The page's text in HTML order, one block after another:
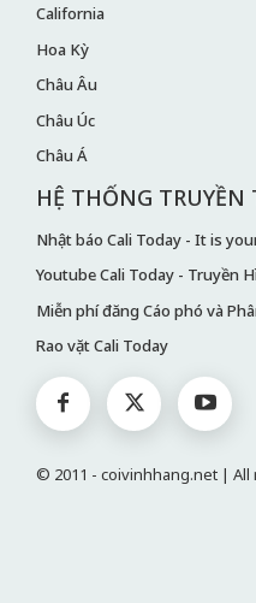
California
Hoa Kỳ
Châu Âu
Châu Úc
Châu Á
HỆ THỐNG
Nhật báo Cali Today - It is
Youtube Cali Today - Truyền
Miễn phí đăng Cáo phó và
Rao vặt Cali Today
© 2011 - coivinhhang.net |